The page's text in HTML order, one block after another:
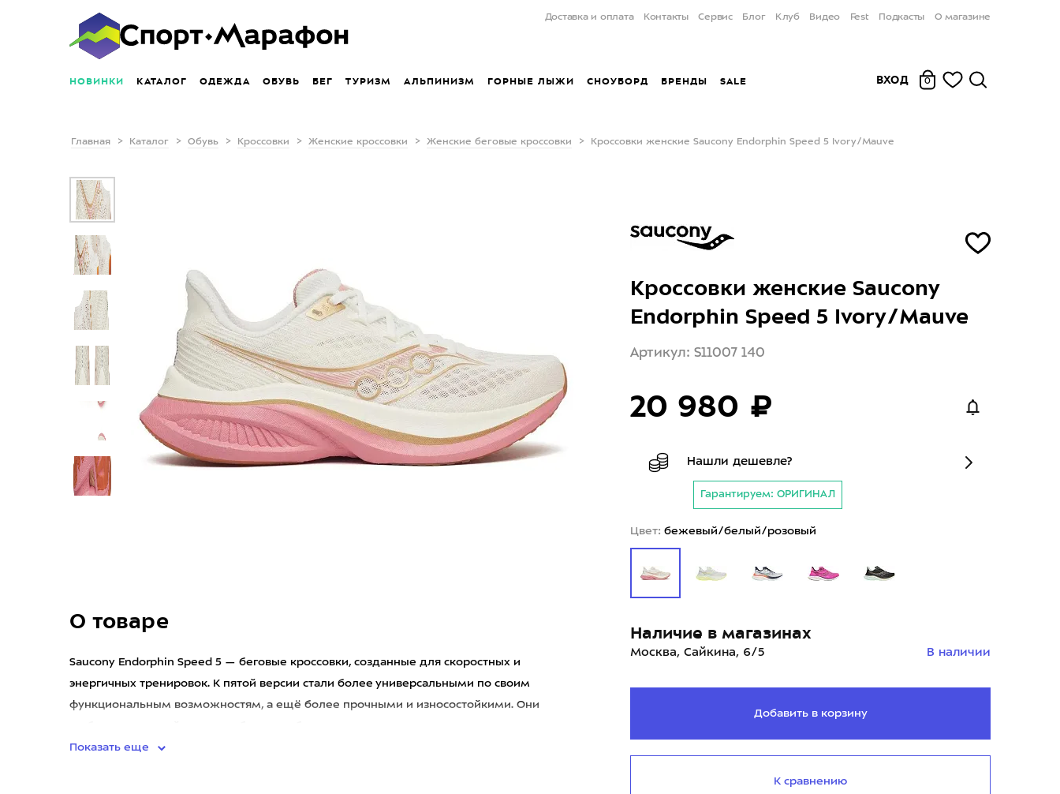
Доставка и оплата Контакты Сервис Блог Клуб Видео Fest Подкасты О магазине
НОВИНКИ КАТАЛОГ ОДЕЖДА ОБУВЬ БЕГ ТУРИЗМ АЛЬПИНИЗМ ГОРНЫЕ ЛЫЖИ СНОУБОРД БРЕНДЫ SALE ВХОД 0
Главная Каталог Обувь Кроссовки Женские кроссовки Женские беговые кроссовки Кроссовки женские Saucony Endorphin Speed 5 Ivory/Mauve
О товаре
Saucony Endorphin Speed 5 — беговые кроссовки, созданные для скоростных и
энергичных тренировок. К пятой версии стали более универсальными по своим
функциональным возможностям, а ещё более прочными и износостойкими. Они
Показать еще
Кроссовки женские Saucony
Endorphin Speed 5 Ivory/Mauve
Артикул: S11007 140
20 980 ₽
Нашли дешевле?
Гарантируем: ОРИГИНАЛ
Цвет: бежевый/белый/розовый
Наличие в магазинах
Москва, Сайкина, 6/5 В наличии
Добавить в корзину
К сравнению